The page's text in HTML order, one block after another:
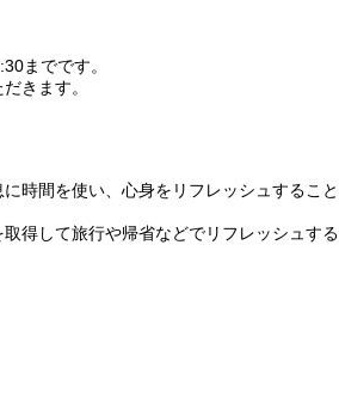
までです。
きます。
に時間を使い、心身をリフレッシュすること
取得して旅行や帰省などでリフレッシュする